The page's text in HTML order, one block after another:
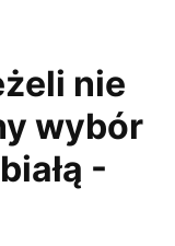
nie
wybór
-